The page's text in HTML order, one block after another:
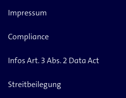
Impressum
Compliance
Infos Art. 3 Abs. 2 Data Act
Streitbeilegung